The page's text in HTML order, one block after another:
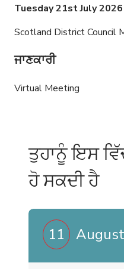
Tuesday 21st July
Scotland District Council
ਜਾਣਕਾਰੀ
Virtual Meeting
ਤੁਹਾਨੂੰ ਇਸ
ਹੋ ਸਕਦੀ ਹੈ
11